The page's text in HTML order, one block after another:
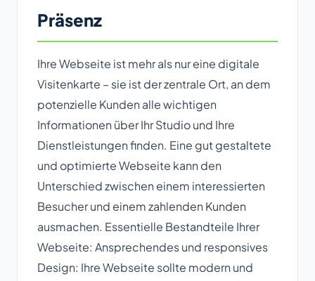
Präsenz
Ihre Webseite ist mehr als nur eine digitale
Visitenkarte – sie ist der zentrale Ort, an dem
potenzielle Kunden alle wichtigen
Informationen über Ihr Studio und Ihre
Dienstleistungen finden. Eine gut gestaltete
und optimierte Webseite kann den
Unterschied zwischen einem interessierten
Besucher und einem zahlenden Kunden
ausmachen. Essentielle Bestandteile Ihrer
Webseite: Ansprechendes und responsives
Design: Ihre Webseite sollte modern und